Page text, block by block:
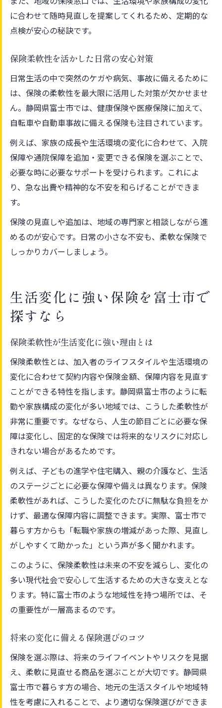
に合わせて随時見直しを提案してくれるため、定期的な
点検が安心の秘訣です。
保険柔軟性を活かした日常の安心対策
日常生活の中で突然のケガや病気、事故に備えるために
は、保険の柔軟性を最大限に活用した対策が欠かせませ
ん。静岡県富士市では、健康保険や医療保険に加えて、
自転車や自動車事故に備える保険も注目されています。
例えば、家族の成長や生活環境の変化に合わせて、入院
保障や通院保障を追加・変更できる保険を選ぶことで、
必要な時に必要なサポートを受けられます。これによ
り、急な出費や精神的な不安を和らげることができま
す。
保険の見直しや追加は、地域の専門家と相談しながら進
めるのが安心です。日常の小さな不安も、柔軟な保険で
しっかりカバーしましょう。
生活変化に強い保険を富士市で
探すなら
保険柔軟性が生活変化に強い理由とは
保険柔軟性とは、加入者のライフスタイルや生活環境の
変化に合わせて契約内容や保険金額、保障内容を見直す
ことができる特性を指します。静岡県富士市のように転
勤や家族構成の変化が多い地域では、こうした柔軟性が
非常に重要です。なぜなら、人生の節目ごとに必要な保
障は変化し、固定的な保険では将来的なリスクに対応し
きれない場合があるためです。
例えば、子どもの進学や住宅購入、親の介護など、生活
のステージごとに必要な保障や備えは異なります。保険
柔軟性があれば、こうした変化のたびに無駄な負担をか
けず、最適な保障内容に調整できます。実際、富士市で
暮らす方からも「転職や家族の増減があった際、見直し
がしやすくて助かった」という声が多く聞かれます。
このように、保険柔軟性は未来の不安を減らし、変化の
多い現代社会で安心して生活するための大きな支えとな
ります。特に富士市のような地域性を持つ場所では、そ
の重要性が一層高まるのです。
将来の変化に備える保険選びのコツ
保険を選ぶ際は、将来のライフイベントやリスクを見据
え、柔軟に見直せる商品を選ぶことが大切です。静岡県
富士市で暮らす方の場合、地元の生活スタイルや地域特
性を考慮に入れることで、より適切な保険選びができま